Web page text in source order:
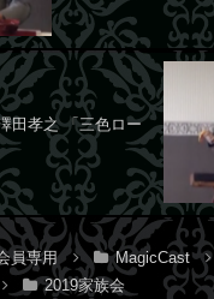
田孝之 「三色ロー
員専用 MagicCast
2019家族会